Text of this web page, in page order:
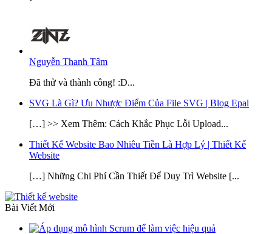
Nguyễn Thanh Tâm
Đã thử và thành công! :D...
SVG Là Gì? Ưu Nhược Điểm Của File SVG | Blog Epal
[…] >> Xem Thêm: Cách Khắc Phục Lỗi Upload...
Thiết Kế Website Bao Nhiêu Tiền Là Hợp Lý | Thiết Kế
Website
[…] Những Chi Phí Cần Thiết Để Duy Trì Website [...
Bài Viết Mới